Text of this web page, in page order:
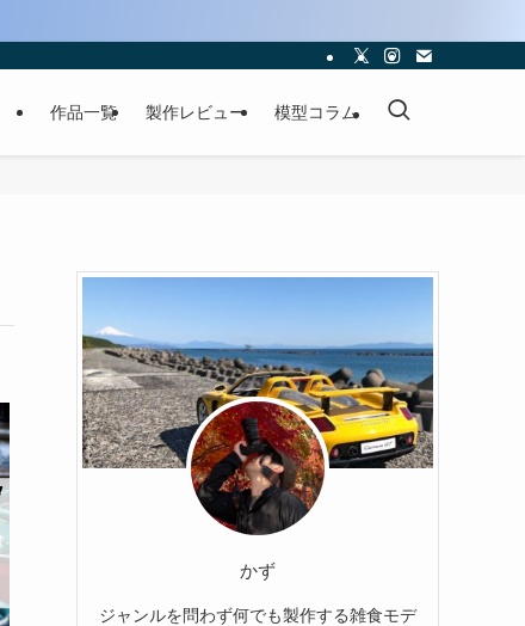
作品一覧 製作レビュー 模型コラム
かず
ジャンルを問わず何でも製作する雑食モデ